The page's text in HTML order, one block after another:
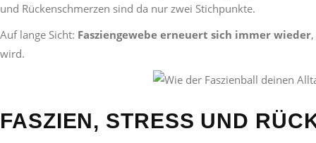
und Rückenschmerzen sind da nur zwei Stichpunkte.
Auf lange Sicht: Fasziengewebe erneuert sich immer wieder
wird.
FASZIEN, STRESS UND